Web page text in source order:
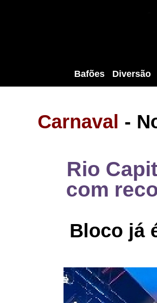
Bafões Diversão
Carnaval -
Rio
com
Bloco já